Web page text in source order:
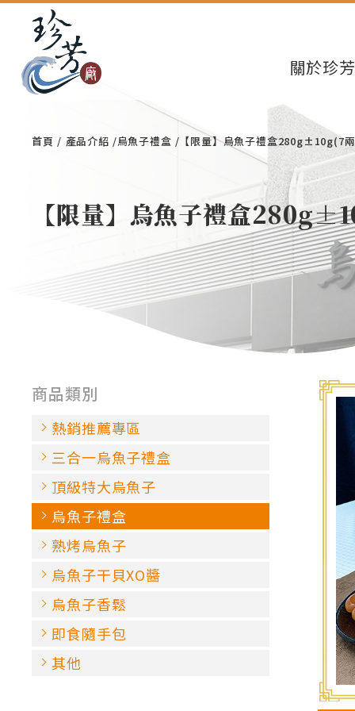
關於珍芳
首頁 產品介紹 烏魚子禮盒 【限量】烏魚子禮盒280g±10g(7
【限量】烏魚子禮盒
商品類別
熱銷推薦專區
三合一烏魚子禮盒
頂級特大烏魚子
烏魚子禮盒
熟烤烏魚子
烏魚子干貝XO醬
烏魚子香鬆
即食隨手包
其他